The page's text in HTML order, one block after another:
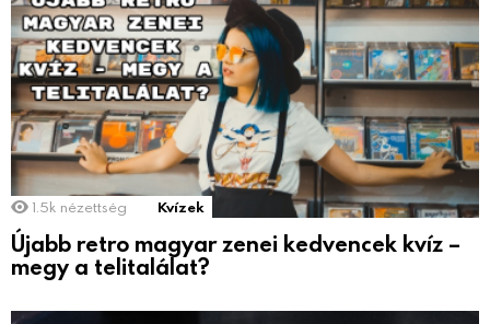
1.5k nézettség Kvízek
Újabb retro magyar zenei kedvencek kvíz –
megy a telitalálat?